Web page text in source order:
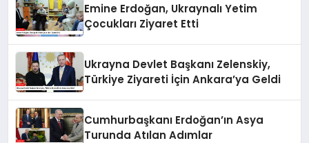
Emine Erdoğan, Ukraynalı Yetim
Çocukları Ziyaret Etti
Ukrayna Devlet Başkanı Zelenskiy,
Türkiye Ziyareti İçin Ankara’ya Geldi
Cumhurbaşkanı Erdoğan’ın Asya
Turunda Atılan Adımlar